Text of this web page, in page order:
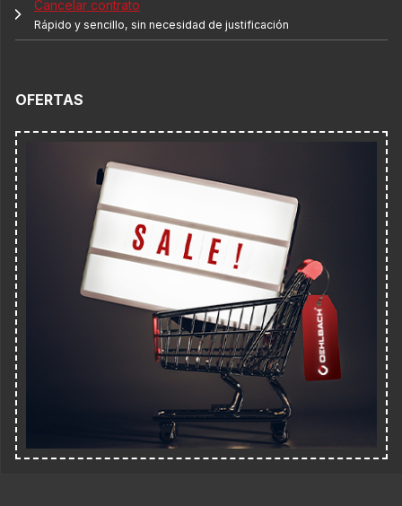
Cancelar contrato
Rápido y sencillo, sin necesidad de justificación
OFERTAS